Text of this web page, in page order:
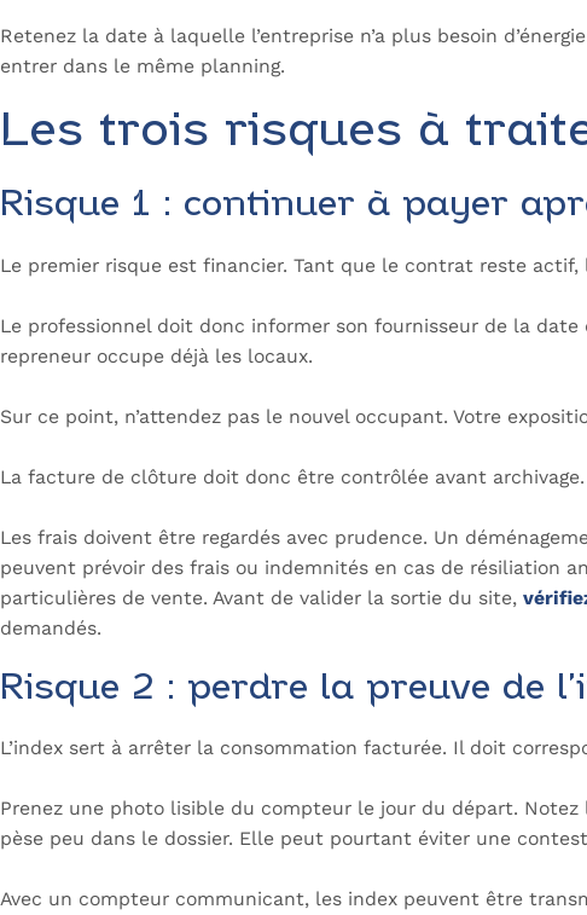
Retenez la date à laquelle l’entreprise n’a plus besoin
entrer dans le même planning.
Les trois risques à
Risque 1 : continuer à payer
Le premier risque est financier. Tant que le contrat reste
Le professionnel doit donc informer son fournisseur de la
repreneur occupe déjà les locaux.
Sur ce point, n’attendez pas le nouvel occupant. Votre
La facture de clôture doit donc être contrôlée avant
Les frais doivent être regardés avec prudence. Un
peuvent prévoir des frais ou indemnités en cas de résiliation
particulières de vente. Avant de valider la sortie du site,
demandés.
Risque 2 : perdre la preuve de
L’index sert à arrêter la consommation facturée. Il doit
Prenez une photo lisible du compteur le jour du départ. Notez
pèse peu dans le dossier. Elle peut pourtant éviter une
Avec un compteur communicant, les index peuvent être